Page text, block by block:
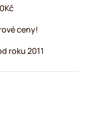
ceny!
roku 2011